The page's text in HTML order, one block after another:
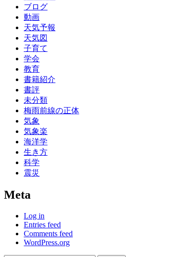
ブログ
動画
天気予報
天気図
子育て
学会
教育
書籍紹介
書評
未分類
梅雨前線の正体
気象
気象楽
海洋学
生き方
科学
震災
Meta
Log in
Entries feed
Comments feed
WordPress.org